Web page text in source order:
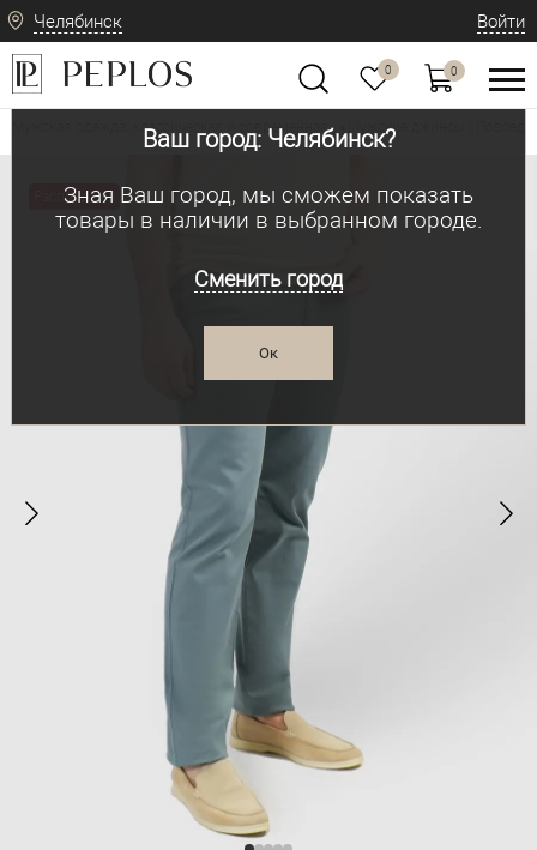
Челябинск
Ваш город: Челябинск?
Зная Ваш город, мы сможем показать
товары в наличии в выбранном городе.
Сменить город
Ок
Войти
0 0
Мужская одежда: классическая и современная Мужские джинсы |
Распродажа